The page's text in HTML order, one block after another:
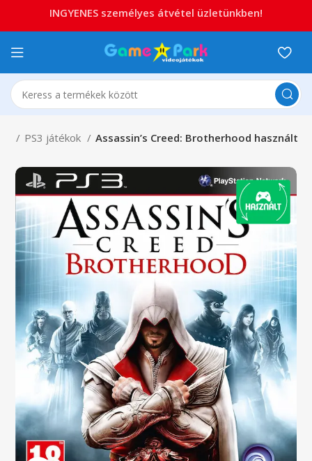
PS3 játékok Assassin’s Creed: Brotherhood használt
INGYENES személyes átvétel üzletünkben!